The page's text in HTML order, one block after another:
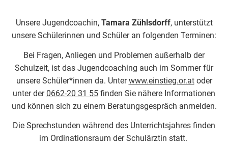
Unsere Jugendcoachin, Tamara Zühlsdorff, unterstützt
unsere Schülerinnen und Schüler an folgenden Terminen:
Bei Fragen, Anliegen und Problemen außerhalb der
Schulzeit, ist das Jugendcoaching auch im Sommer für
unsere Schüler*innen da. Unterwww.einstieg.or.atoder
unter der 0662-20 31 55 finden Sie nähere Informationen
und können sich zu einem Beratungsgespräch anmelden.
Die Sprechstunden während des Unterrichtsjahres finden
im Ordinationsraum der Schulärztin statt.